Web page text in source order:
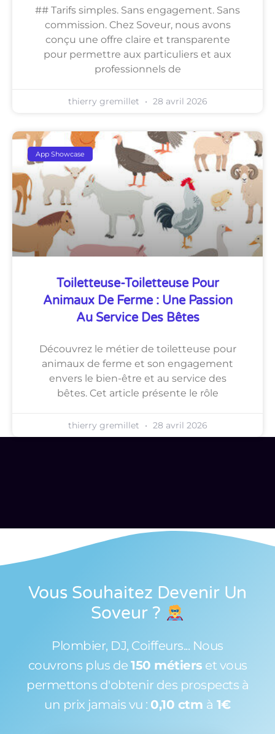
## Tarifs simples. Sans engagement. Sans
commission. Chez Soveur, nous avons
conçu une offre claire et transparente
pour permettre aux particuliers et aux
professionnels de
thierry gremillet 28 avril 2026
App Showcase
Toiletteuse-Toiletteuse Pour
Animaux De Ferme : Une Passion
Au Service Des Bêtes
Découvrez le métier de toiletteuse pour
animaux de ferme et son engagement
envers le bien-être et au service des
bêtes. Cet article présente le rôle
thierry gremillet 28 avril 2026
Vous Souhaitez Devenir Un
Soveur ?
Plombier, DJ, Coiffeurs... Nous
couvrons plus de 150 métiers et vous
permettons d'obtenir des prospects à
un prix jamais vu : 0,10 ctm à 1€